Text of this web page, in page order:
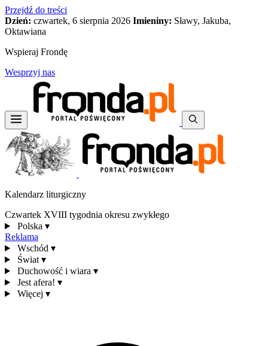
Przejdź do treści
Dzień: czwartek, 6 sierpnia 2026 Imieniny: Sławy, Jakuba,
Oktawiana
Wspieraj Frondę
Wesprzyj nas
Kalendarz liturgiczny
Czwartek XVIII tygodnia okresu zwykłego
Polska ▾
Reklama
Wschód ▾
Świat ▾
Duchowość i wiara ▾
Jest afera! ▾
Więcej ▾